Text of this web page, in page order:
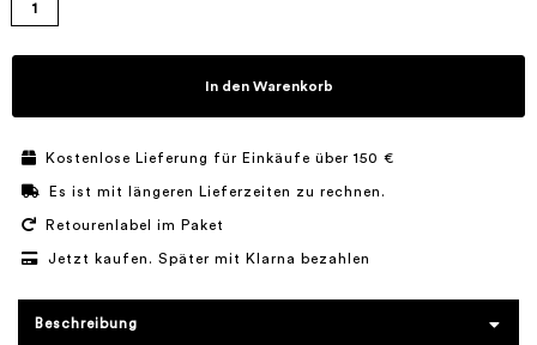
1
In den Warenkorb
Kostenlose Lieferung für Einkäufe über 150 €
Es ist mit längeren Lieferzeiten zu rechnen.
Retourenlabel im Paket
Jetzt kaufen. Später mit Klarna bezahlen
Beschreibung